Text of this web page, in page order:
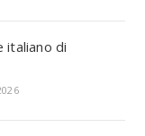
italiano di